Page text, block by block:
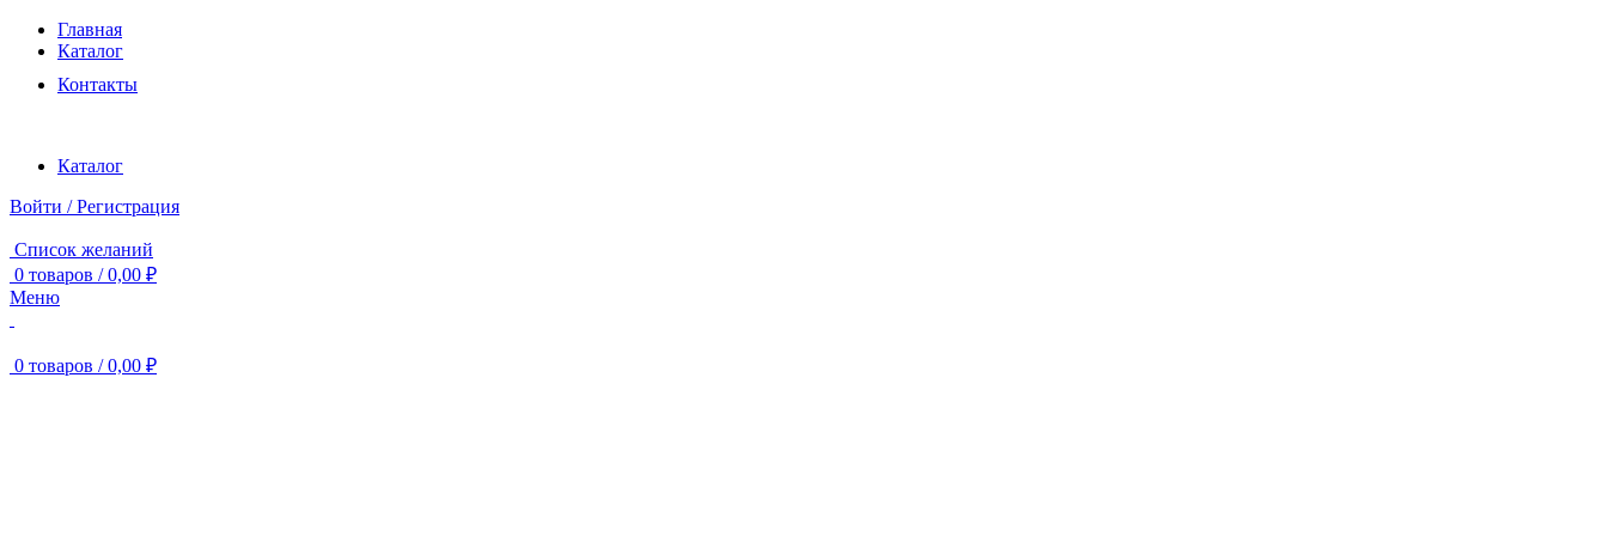
Главная
Каталог
Контакты
Каталог
Войти / Регистрация
Список желаний
0 товаров / 0,00 ₽
Меню
0 товаров / 0,00 ₽